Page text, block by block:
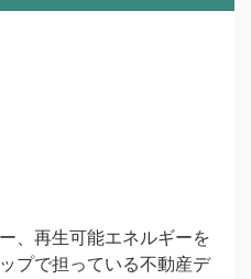
、再生可能エネルギーを
プで担っている不動産デ